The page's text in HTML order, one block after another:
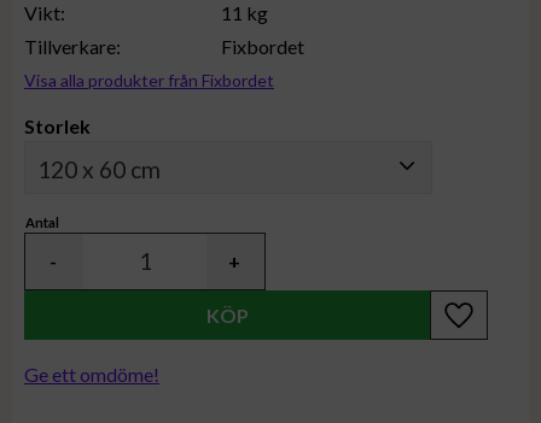
Storlek
Antal
+
-
Lägg till i
Vikt
11 kg
Tillverkare
Fixbordet
Visa alla produkter från Fixbordet
Ge ett omdöme!